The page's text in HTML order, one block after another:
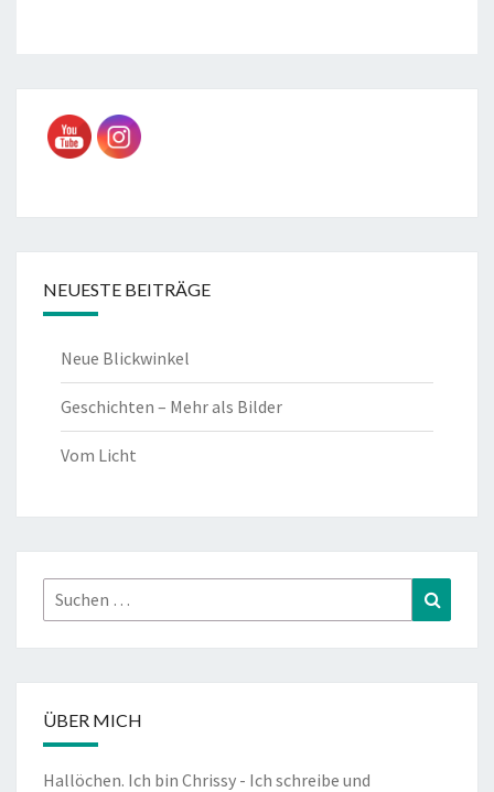
NEUESTE BEITRÄGE
Neue Blickwinkel
Geschichten – Mehr als Bilder
Vom Licht
Suchen
nach:
ÜBER MICH
Hallöchen. Ich bin Chrissy - Ich schreibe und